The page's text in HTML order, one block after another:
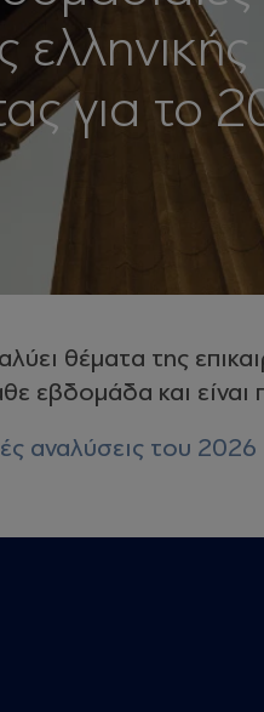
ελληνικής
για το
θέματα της
εβδομάδα και
αναλύσεις του 2026